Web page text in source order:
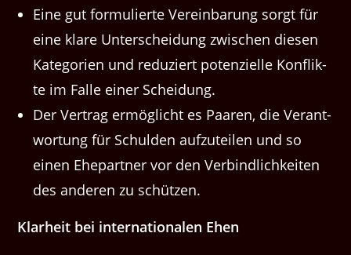
Eine gut for­mulierte Vere­in­barung sorgt für
eine klare Unter­schei­dung zwis­chen diesen
Kat­e­gorien und reduziert poten­zielle Kon­flik­
te im Falle ein­er Scheidung.
Der Ver­trag ermöglicht es Paaren, die Ver­ant­
wor­tung für Schulden aufzuteilen und so
einen Ehep­art­ner vor den Verbindlichkeit­en
des anderen zu schützen.
Klarheit bei inter­na­tionalen Ehen